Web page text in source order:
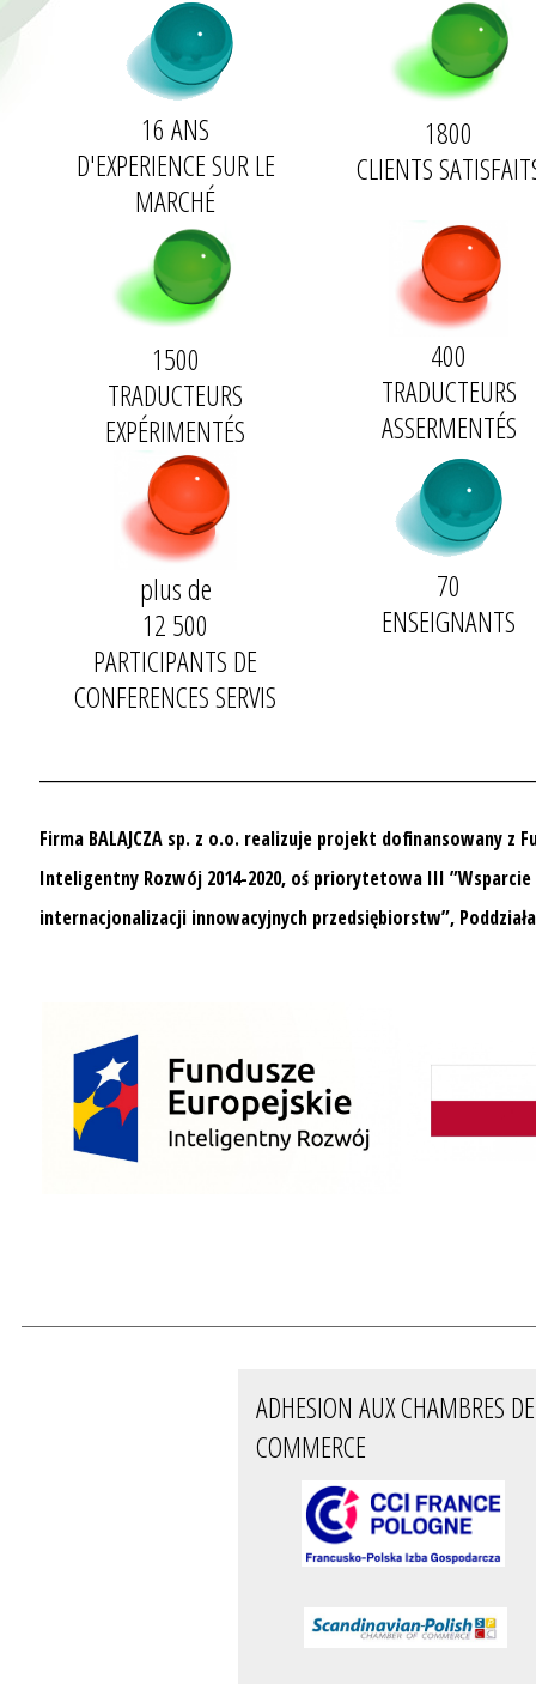
16 ANS
D'EXPERIENCESUR LE
MARCHÉ
1800
CLIENTSSATISFAIT
1500
TRADUCTEURS
EXPÉRIMENTÉS
400
TRADUCTEURS
ASSERMENTÉS
plus de
12 500
PARTICIPANTS DE
CONFERENCES SERVIS
70
ENSEIGNANTS
Firma BALAJCZA sp. z o.o. realizuje projekt dofinansowany
Inteligentny Rozwój 2014-2020, oś priorytetowa III
internacjonalizacji innowacyjnych przedsiębiorstw”,
ADHESION AUX CHAMBRES DE
COMMERCE